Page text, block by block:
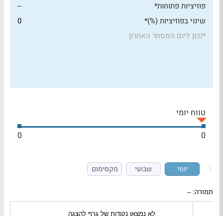
פוזיציות פתוחות*
--
שינוי בפוזיציות (%)*
0
*נכון ליום המסחר האחרון
טווח יומי
0
0
יומי שבועי מקסימום
תמורה: --